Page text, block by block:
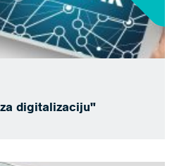
digitalizaciju"